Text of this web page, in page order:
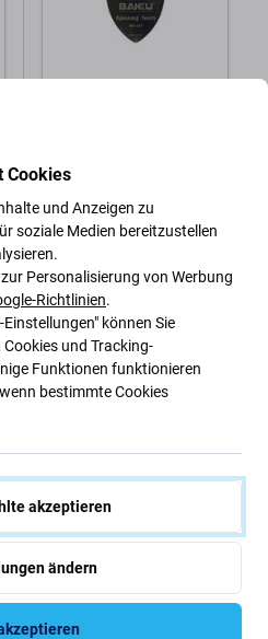
Demontagewerkzeug
1,25 €
AUF LAGER 4
Cookies
und Anzeigen zu
soziale Medien bereitzustellen
Personalisierung von Werbung
Richtlinien.
können Sie
und Tracking-
Funktionen funktionieren
bestimmte Cookies
akzeptieren
ändern